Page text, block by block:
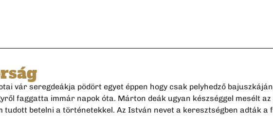
vár seregdeákja pödört egyet éppen hogy csak pelyhedző
faggatta immár napok óta. Márton deák ugyan készséggel mesélt
tudott betelni a történetekkel. Az István nevet a keresztségben adták a